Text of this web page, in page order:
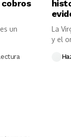
un
La
y el